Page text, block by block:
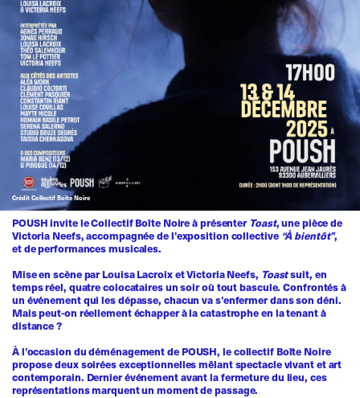
Crédit Collectif Boîte Noire
POUSH invite le Collectif Boîte Noire à présenter Toast, une pièce de
Victoria Neefs, accompagnée de l'exposition collective “À bientôt”,
et de performances musicales.
Mise en scène par Louisa Lacroix et Victoria Neefs, Toastsuit, en
temps réel, quatre colocataires un soir où tout bascule. Confrontés à
un événement qui les dépasse, chacun va s’enfermer dans son déni.
Mais peut-on réellement échapper à la catastrophe en la tenant à
distance ?
À l’occasion du déménagement de POUSH, le collectif Boîte Noire
propose deux soirées exceptionnelles mêlant spectacle vivant et art
contemporain. Dernier événement avant la fermeture du lieu, ces
représentations marquent un moment de passage.